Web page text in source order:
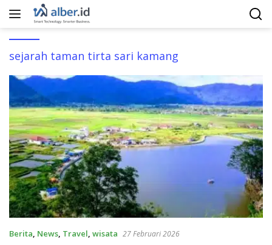
Langsung
sejarah taman tirta sari kamang
Berita, News, Travel, wisata 27 Februari 2026